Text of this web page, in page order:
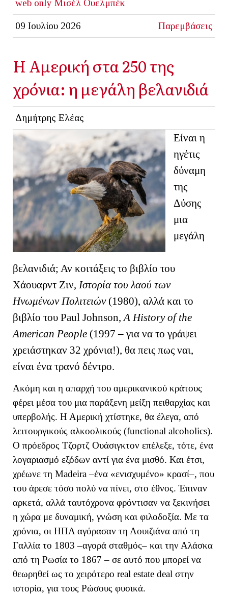
web only Μισέλ Ουελμπέκ
09 Ιουλίου 2026 Παρεμβάσεις
Η Αμερική στα 250 της
χρόνια: η μεγάλη βελανιδιά
Δημήτρης Ελέας
Είναι η
ηγέτις
δύναμη
της
Δύσης
μια
μεγάλη
βελανιδιά; Αν κοιτάξεις το βιβλίο του
Χάουαρντ Ζιν, Ιστορία του λαού των
Ηνωμένων Πολιτειών(1980), αλλά και το
βιβλίο του Paul Johnson, A History of the
American People (1997 – για να το γράψει
χρειάστηκαν 32 χρόνια!), θα πεις πως ναι,
είναι ένα τρανό δέντρο.
Ακόμη και η απαρχή του αμερικανικού κράτους
φέρει μέσα του μια παράξενη μείξη πειθαρχίας και
υπερβολής. Η Αμερική χτίστηκε, θα έλεγα, από
λειτουργικούς αλκοολικούς (functional alcoholics).
Ο πρόεδρος Τζορτζ Ουάσιγκτον επέλεξε, τότε, ένα
λογαριασμό εξόδων αντί για ένα μισθό. Και έτσι,
χρέωνε τη Madeira –ένα «ενισχυμένο» κρασί–, που
του άρεσε τόσο πολύ να πίνει, στο έθνος. Έπιναν
αρκετά, αλλά ταυτόχρονα φρόντισαν να ξεκινήσει
η χώρα με δυναμική, γνώση και φιλοδοξία. Με τα
χρόνια, οι ΗΠΑ αγόρασαν τη Λουιζιάνα από τη
Γαλλία το 1803 –αγορά σταθμός– και την Αλάσκα
από τη Ρωσία το 1867 – σε αυτό που μπορεί να
θεωρηθεί ως το χειρότερο real estate deal στην
ιστορία, για τους Ρώσους φυσικά.